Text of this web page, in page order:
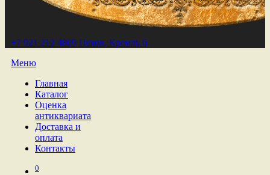
+7 921 212 4809 Псков, Кремль 6
Меню
Главная
Каталог
Оценка
антиквариата
Доставка и
оплата
Контакты
0